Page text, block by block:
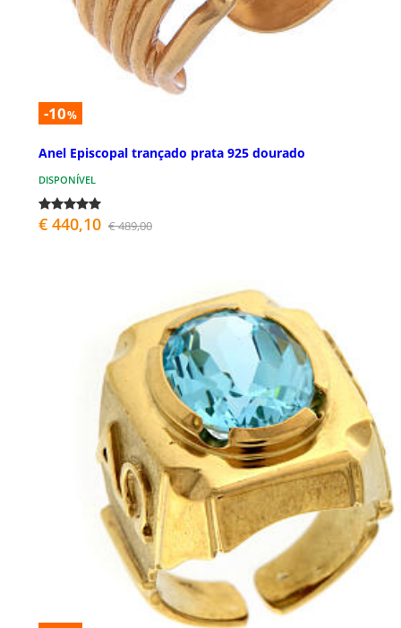
-10%
Anel Episcopal trançado prata 925 dourado
DISPONÍVEL
€ 440,10 € 489,00